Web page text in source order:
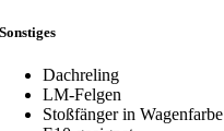
Sonstiges
Dachreling
LM-Felgen
Stoßfänger in Wagenfarbe